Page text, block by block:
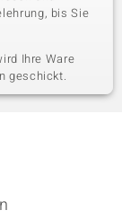
bis Sie
Ihre Ware
geschickt.